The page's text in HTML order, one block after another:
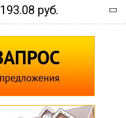
193.08 руб.